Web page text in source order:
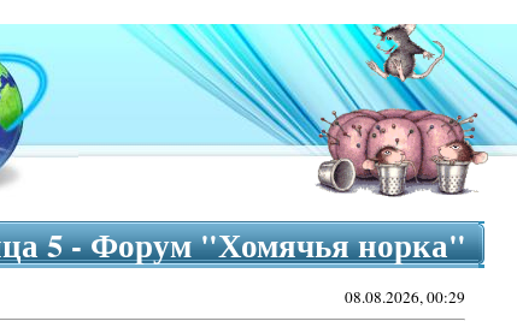
5 - Форум "Хомячья норка"
08.08.2026, 00:29